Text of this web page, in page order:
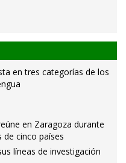
en tres categorías de los
en Zaragoza durante
cinco países
líneas de investigación